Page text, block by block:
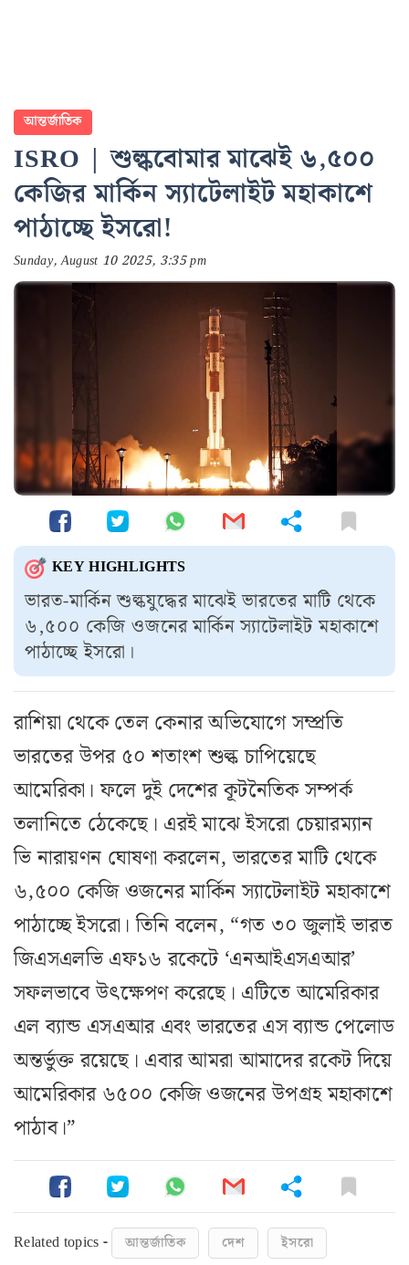
আন্তর্জাতিক
ISRO | শুল্কবোমার মাঝেই ৬,৫০০
কেজির মার্কিন স্যাটেলাইট মহাকাশে
পাঠাচ্ছে ইসরো!
Sunday, August 10 2025, 3:35 pm
KEY HIGHLIGHTS
ভারত-মার্কিন শুল্কযুদ্ধের মাঝেই ভারতের মাটি থেকে
৬,৫০০ কেজি ওজনের মার্কিন স্যাটেলাইট মহাকাশে
পাঠাচ্ছে ইসরো।
রাশিয়া থেকে তেল কেনার অভিযোগে সম্প্রতি
ভারতের উপর ৫০ শতাংশ শুল্ক চাপিয়েছে
আমেরিকা। ফলে দুই দেশের কূটনৈতিক সম্পর্ক
তলানিতে ঠেকেছে। এরই মাঝে ইসরো চেয়ারম্যান
ভি নারায়ণন ঘোষণা করলেন, ভারতের মাটি থেকে
৬,৫০০ কেজি ওজনের মার্কিন স্যাটেলাইট মহাকাশে
পাঠাচ্ছে ইসরো। তিনি বলেন, “গত ৩০ জুলাই ভারত
জিএসএলভি এফ১৬ রকেটে ‘এনআইএসএআর’
সফলভাবে উৎক্ষেপণ করেছে। এটিতে আমেরিকার
এল ব্যান্ড এসএআর এবং ভারতের এস ব্যান্ড পেলোড
অন্তর্ভুক্ত রয়েছে। এবার আমরা আমাদের রকেট দিয়ে
আমেরিকার ৬৫০০ কেজি ওজনের উপগ্রহ মহাকাশে
পাঠাব।”
Related topics - আন্তর্জাতিক দেশ
ইসরো